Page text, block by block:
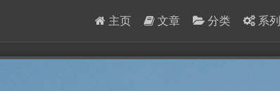
主页 文章 分类 系列